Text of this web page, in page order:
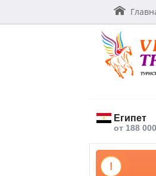
Египет
от 188
!